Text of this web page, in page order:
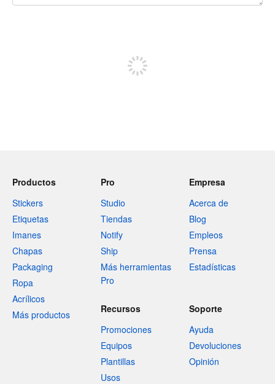
Productos
Stickers
Etiquetas
Imanes
Chapas
Packaging
Ropa
Acrílicos
Más productos
Pro
Studio
Tiendas
Notify
Ship
Más herramientas
Pro
Empresa
Acerca de
Blog
Empleos
Prensa
Estadísticas
Recursos
Promociones
Equipos
Plantillas
Usos
Soporte
Ayuda
Devoluciones
Opinión